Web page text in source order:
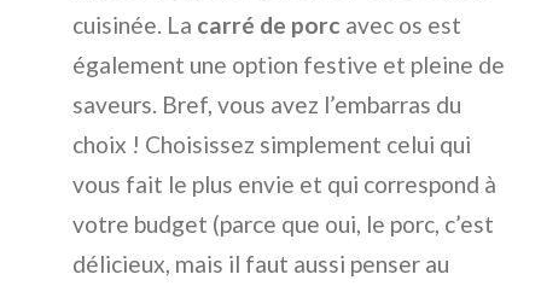
cuisinée. La carré de porc avec os est
également une option festive et pleine de
saveurs. Bref, vous avez l’embarras du
choix ! Choisissez simplement celui qui
vous fait le plus envie et qui correspond à
votre budget (parce que oui, le porc, c’est
délicieux, mais il faut aussi penser au